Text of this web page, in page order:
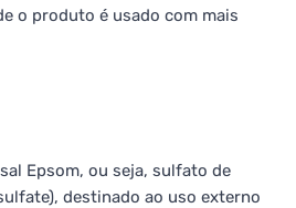
o produto é usado com mais
Epsom, ou seja, sulfato de
destinado ao uso externo